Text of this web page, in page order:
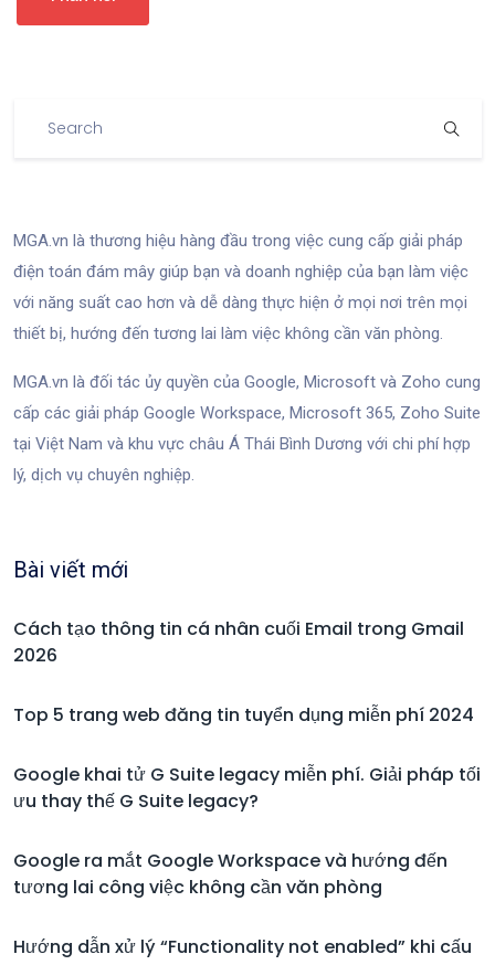
MGA.vn là thương hiệu hàng đầu trong việc cung cấp giải pháp
điện toán đám mây giúp bạn và doanh nghiệp của bạn làm việc
với năng suất cao hơn và dễ dàng thực hiện ở mọi nơi trên mọi
thiết bị, hướng đến tương lai làm việc không cần văn phòng.
MGA.vn là đối tác ủy quyền của Google, Microsoft và Zoho cung
cấp các giải pháp Google Workspace, Microsoft 365, Zoho Suite
tại Việt Nam và khu vực châu Á Thái Bình Dương với chi phí hợp
lý, dịch vụ chuyên nghiệp.
Bài viết mới
Cách tạo thông tin cá nhân cuối Email trong Gmail
2026
Top 5 trang web đăng tin tuyển dụng miễn phí 2024
Google khai tử G Suite legacy miễn phí. Giải pháp tối
ưu thay thế G Suite legacy?
Google ra mắt Google Workspace và hướng đến
tương lai công việc không cần văn phòng
Hướng dẫn xử lý “Functionality not enabled” khi cấu